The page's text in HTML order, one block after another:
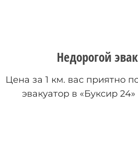
Недорогой
Цена за 1 км. вас приятно
эвакуатор в «Буксир